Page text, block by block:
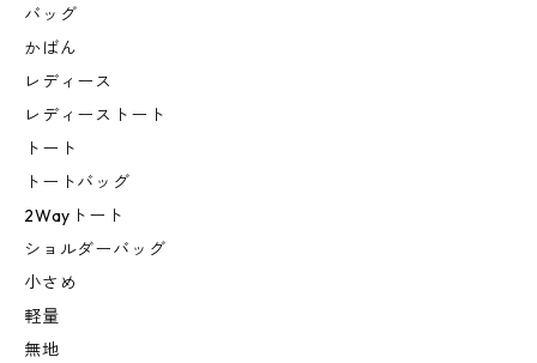
バッグ
かばん
レディース
レディーストート
トート
トートバッグ
2Wayトート
ショルダーバッグ
小さめ
軽量
無地